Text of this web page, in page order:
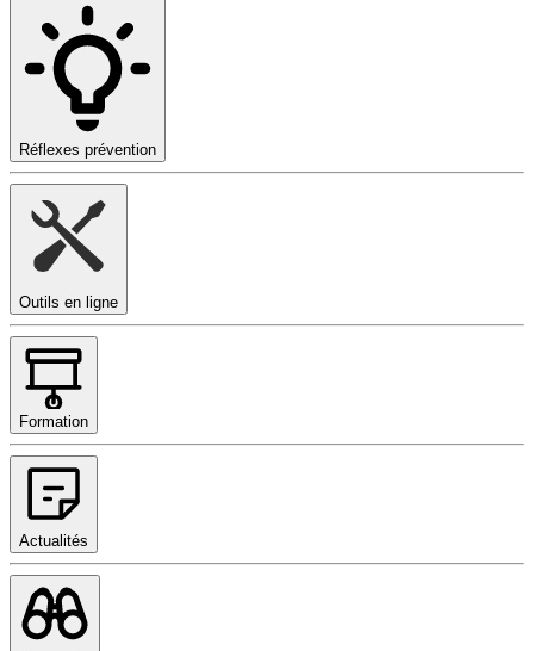
Réflexes prévention
Outils en ligne
Formation
Actualités